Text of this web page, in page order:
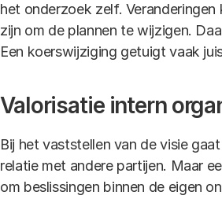
het onderzoek zelf. Veranderingen
zijn om de plannen te wijzigen.
Een koerswijziging getuigt vaak
Valorisatie intern
Bij het vaststellen van de visie
relatie met andere partijen. Maar
om beslissingen binnen de eigen